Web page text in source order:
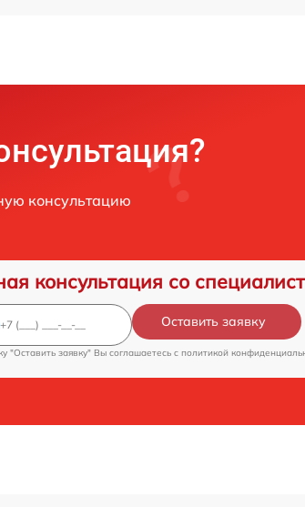
консультацию
консультация со
Оставить заявку
"Оставить заявку" Вы соглашаетесь c политикой